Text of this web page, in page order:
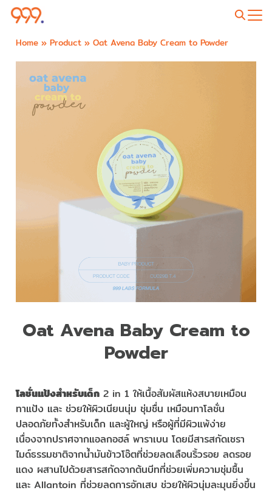
Home » Product » Oat Avena Baby Cream to Powder
Oat Avena Baby Cream to
Powder
โลชั่นแป้งสำหรับเด็ก 2 in 1 ให้เนื้อสัมผัสแห้งสบายเหมือน
ทาแป้ง และ ช่วยให้ผิวเนียนนุ่ม ชุ่มชื่น เหมือนทาโลชั่น
ปลอดภัยทั้งสำหรับเด็ก และผู้ใหญ่ หรือผู้ที่มีผิวแพ้ง่าย
เนื่องจากปราศจากแอลกอฮล์ พาราเบน โดยมีสารสกัดเซรา
ไมด์ธรรมชาติจากน้ำมันข้าวโอ๊ตที่ช่วยลดเลือนริ้วรอย ลดรอย
แดง ผสานไปด้วยสารสกัดจากต้นบีทที่ช่วยเพิ่มความชุ่มชื้น
และ Allantoin ที่ช่วยลดการอักเสบ ช่วยให้ผิวนุ่มละมุนยิ่งขึ้น